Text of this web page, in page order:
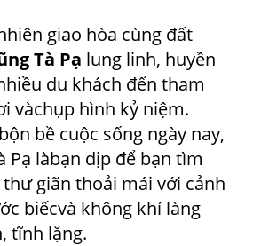
giao hòa cùng đất
Tà Pạ lung linh, huyền
du khách đến tham
vàchụp hình kỷ niệm.
bề cuộc sống ngày nay,
Pạ làbạn dịp để bạn tìm
giãn thoải mái với cảnh
biếcvà không khí làng
tĩnh lặng.